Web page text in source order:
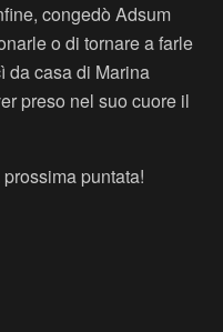
congedò Adsum
o di tornare a farle
da casa di Marina
preso nel suo cuore il
puntata!